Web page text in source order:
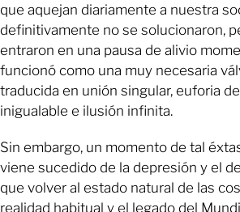
que aquejan diariamente a nuestra
definitivamente no se solucionaron,
entraron en una pausa de alivio
funcionó como una muy necesaria
traducida en unión singular, euforia
inigualable e ilusión infinita.
Sin embargo, un momento de tal
viene sucedido de la depresión y el
que volver al estado natural de las
realidad habitual y el legado del